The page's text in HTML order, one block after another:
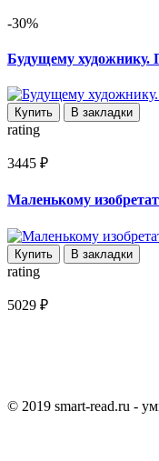
-30%
Будущему художнику.
Купить В закладки
rating
3445 ₽
Маленькому
Купить В закладки
rating
5029 ₽
© 2019 smart-read.ru -